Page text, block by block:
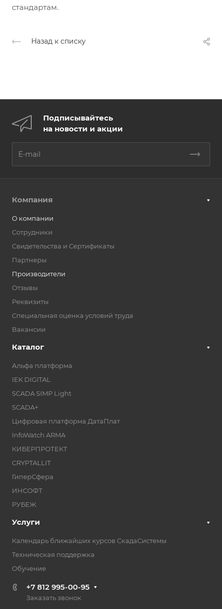
стандартам.
Назад к списку
Подписывайтесь
на новости и акции
Компания
О компании
Сотрудники
Свидетельства и Сертификаты
Партнеры
Производители
Отзывы
Реквизиты
Специальная оценка условий труда
Вакансии
Каталог
Альфа платформа
IEK DIGITAL
SCADA SIMP Light
SCADA+
Цифровая платформа ДатаПлат
InfoWatch ARMA
КИБЕРПРОТЕКТ
CRYPTALLIT
ГиперСфера
ИНСОФТ
РУБЕЖ
Услуги
Календарь ближайших курсов СкадаСистемы
Техническая поддержка
Обучение
+7 812 995-00-95
Заказать звонок